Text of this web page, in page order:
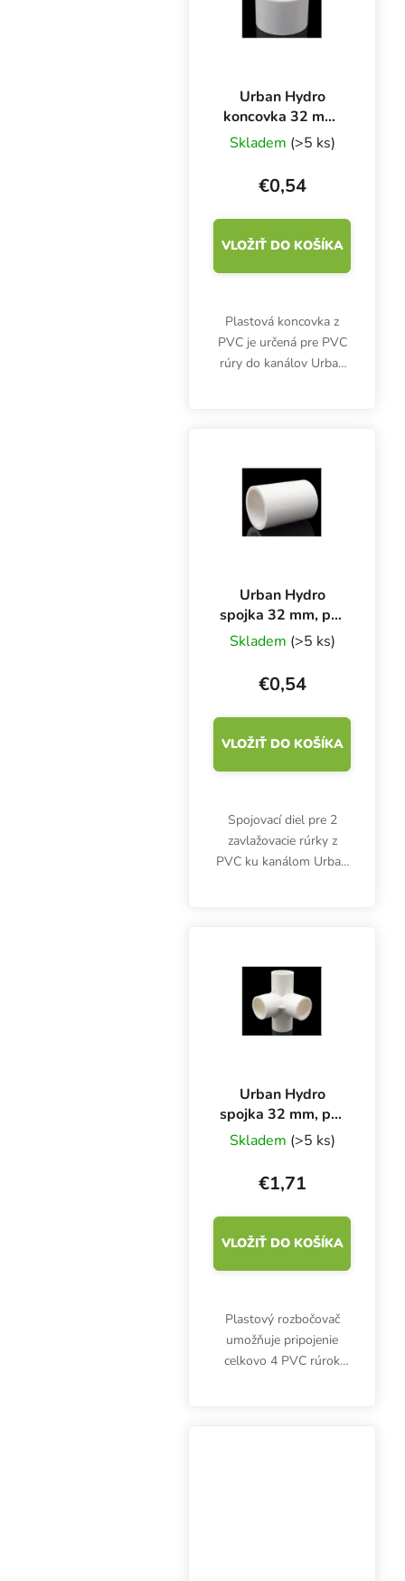
Urban Hydro
koncovka 32 mm,
pre PVC rúry do
kanála NFT
Skladem (>5 ks)
€0,54
VLOŽIŤ DO KOŠÍKA
Plastová koncovka z
PVC je určená pre PVC
rúry do kanálov Urban
Urban Hydro
spojka 32 mm, pre
2 PVC rúry na NFT
kanál
Skladem (>5 ks)
€0,54
VLOŽIŤ DO KOŠÍKA
Spojovací diel pre 2
zavlažovacie rúrky z
PVC ku kanálom Urban
Urban Hydro
spojka 32 mm, pre
4 PVC rúry na NFT
kanál
Skladem (>5 ks)
€1,71
VLOŽIŤ DO KOŠÍKA
Plastový rozbočovač
umožňuje pripojenie
celkovo 4 PVC rúrok